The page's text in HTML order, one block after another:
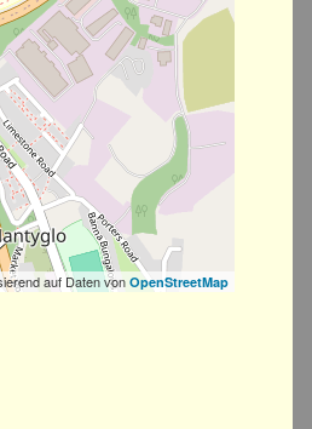
auf Daten vonOpenStreetMap